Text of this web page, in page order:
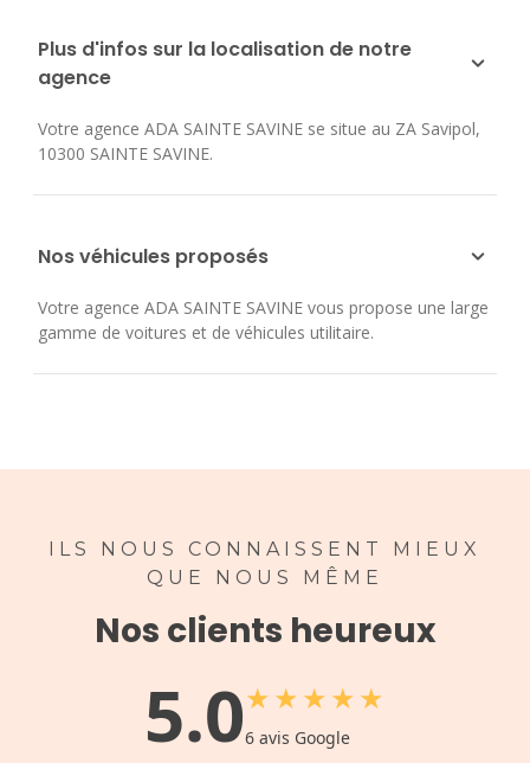
Plus d'infos sur la localisation de notre
agence
Votre agence ADA SAINTE SAVINE se situe au ZA Savipol,
10300 SAINTE SAVINE.
Nos véhicules proposés
Votre agence ADA SAINTE SAVINE vous propose une large
gamme de voitures et de véhicules utilitaire.
ILS NOUS CONNAISSENT MIEUX
QUE NOUS MÊME
Nos clients heureux
5.0★★★★★
6avis Google